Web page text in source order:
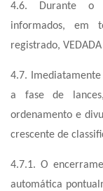
4.6. Durante o
informados, em
registrado, VEDADA
4.7.
a fase de
ordenamento e
crescente de
4.7.1. O
automática